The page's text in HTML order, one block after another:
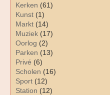
Kerken (61)
Kunst (1)
Markt (14)
Muziek (17)
Oorlog (2)
Parken (13)
Privé (6)
Scholen (16)
Sport (12)
Station (12)